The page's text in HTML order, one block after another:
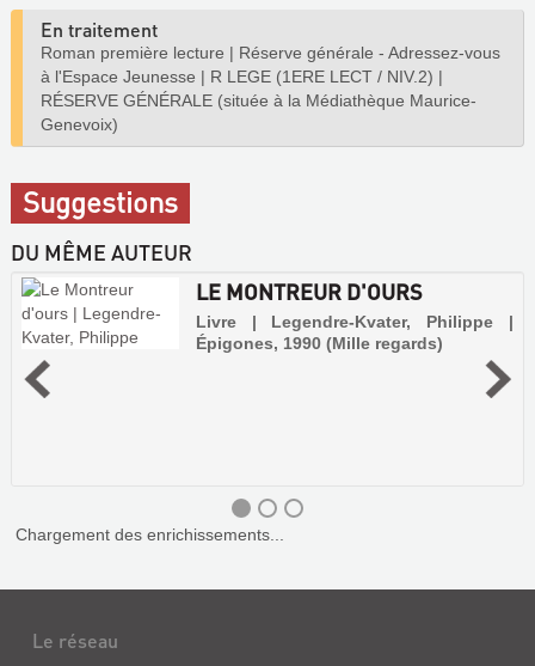
En traitement
Roman première lecture | Réserve générale - Adressez-vous
à l'Espace Jeunesse | R LEGE (1ERE LECT / NIV.2) |
RÉSERVE GÉNÉRALE (située à la Médiathèque Maurice-
Genevoix)
Suggestions
DU MÊME AUTEUR
LE MONTREUR D'OURS
Livre | Legendre-Kvater, Philippe |
Épigones, 1990 (Mille regards)
Chargement des enrichissements...
Le réseau